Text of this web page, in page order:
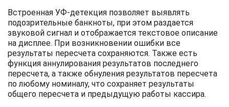
Встроенная УФ-детекция позволяет выявлять
подозрительные банкноты, при этом раздается
звуковой сигнал и отображается текстовое описание
на дисплее. При возникновении ошибки все
результаты пересчета сохраняются. Также есть
функция аннулирования результатов последнего
пересчета, а также обнуления результатов пересчета
по любому номиналу, что сохраняет результаты
общего пересчета и предыдущую работы кассира.